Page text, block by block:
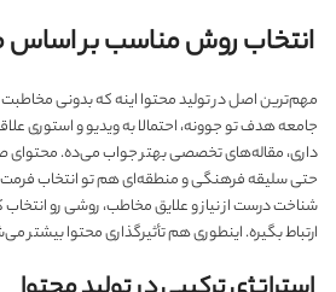
انتخاب روش مناسب بر
مهم‌ترین اصل در تولید محتوا اینه که بدونی
جامعه هدف تو جوونه، احتمالا به ویدیو و استوری
داری، مقاله‌های تخصصی بهتر جواب می‌ده. محتوای
حتی سلیقه فرهنگی و منطقه‌ای هم تو انتخاب فرمت
شناخت درست از نیاز و علایق مخاطب، روشی رو
ارتباط بگیره. اینطوری هم تأثیرگذاری محتوا بیشتر